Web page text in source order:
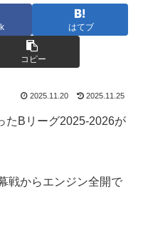
はてブ
コピー
2025.11.20 2025.11.25
たBリーグ2025-2026が
戦からエンジン全開で